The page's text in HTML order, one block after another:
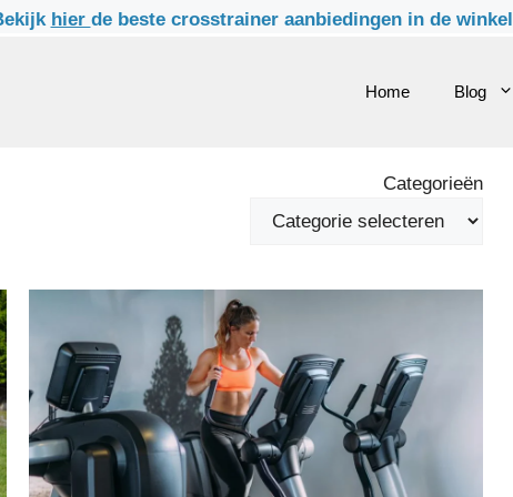
hier de beste crosstrainer aanbiedingen in de winkel
Home Blog
Categorieën